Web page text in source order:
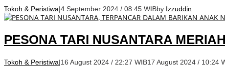
Tokoh & Peristiwa|4 September 2024 / 08:45 WIBby Izzuddin
PESONA TARI NUSANTARA
Tokoh & Peristiwa|16 August 2024 / 22:27 WIB17 August 2024 / 10:24